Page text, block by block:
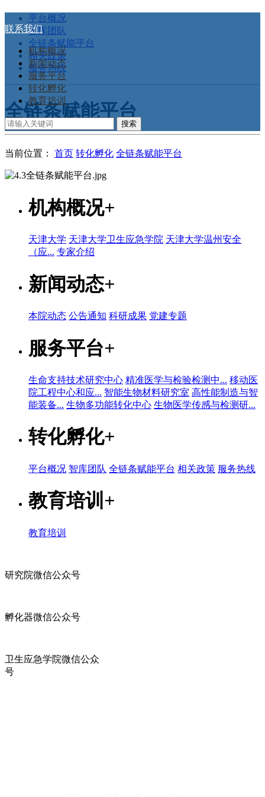
联系我们
机构概况
新闻动态
服务平台
转化孵化
教育培训
平台概况
智库团队
全链条赋能平台
相关政策
服务热线
全链条赋能平台
当前位置： 首页 转化孵化 全链条赋能平台
机构概况+
天津大学 天津大学卫生应急学院 天津大学温州安全
（应... 专家介绍
新闻动态+
本院动态 公告通知 科研成果 党建专题
服务平台+
生命支持技术研究中心 精准医学与检验检测中... 移动医
院工程中心和应... 智能生物材料研究室 高性能制造与智
能装备... 生物多功能转化中心 生物医学传感与检测研...
转化孵化+
平台概况 智库团队 全链条赋能平台 相关政策 服务热线
教育培训 +
教育培训
研究院微信公众号
孵化器微信公众号
卫生应急学院微信公众
号